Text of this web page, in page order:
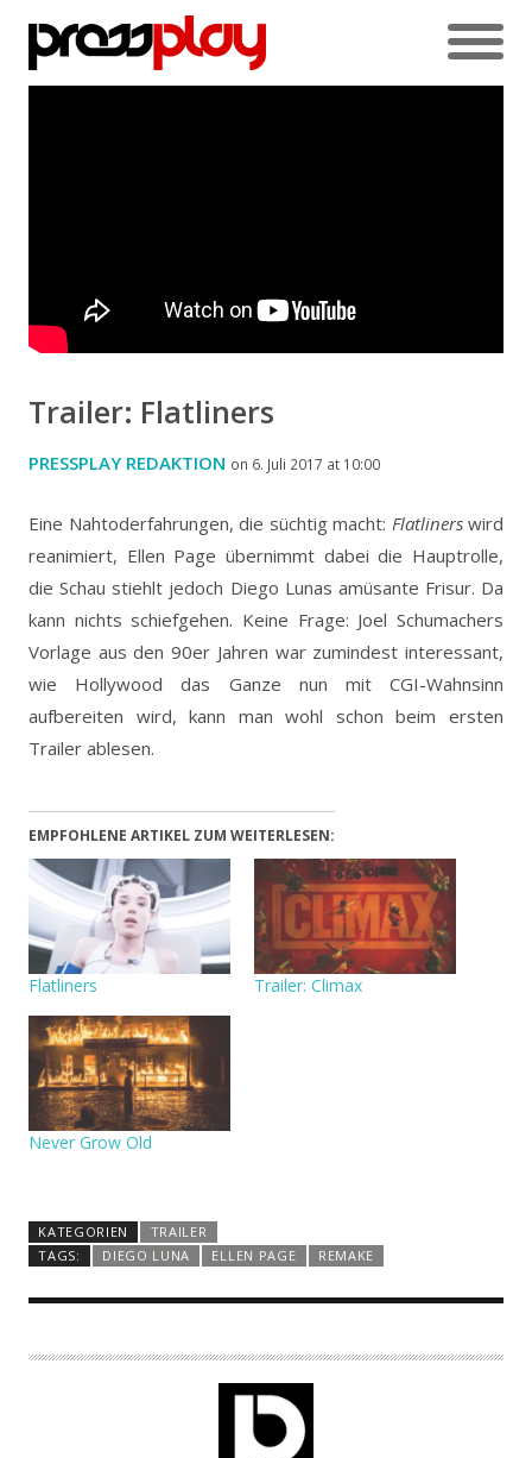
Trailer: Flatliners
PRESSPLAY REDAKTION on 6. Juli 2017 at 10:00
Eine Nahtoderfahrungen, die süchtig macht: Flatlinerswird
reanimiert, Ellen Page übernimmt dabei die Hauptrolle,
die Schau stiehlt jedoch Diego Lunas amüsante Frisur. Da
kann nichts schiefgehen. Keine Frage: Joel Schumachers
Vorlage aus den 90er Jahren war zumindest interessant,
wie Hollywood das Ganze nun mit CGI-Wahnsinn
aufbereiten wird, kann man wohl schon beim ersten
Trailer ablesen.
EMPFOHLENE ARTIKEL ZUM WEITERLESEN:
Flatliners Trailer: Climax
Never Grow Old
KATEGORIEN
TRAILER
TAGS:
DIEGO LUNA ELLEN PAGE REMAKE